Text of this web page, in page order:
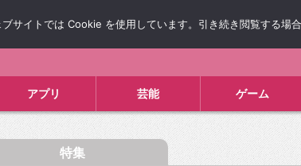
アプリ 芸能 ゲーム
特集
サイトでは Cookie を使用しています。引き続き閲覧する場